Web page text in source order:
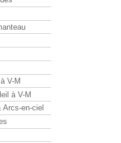
V-M
à V-M
Arcs-en-ciel